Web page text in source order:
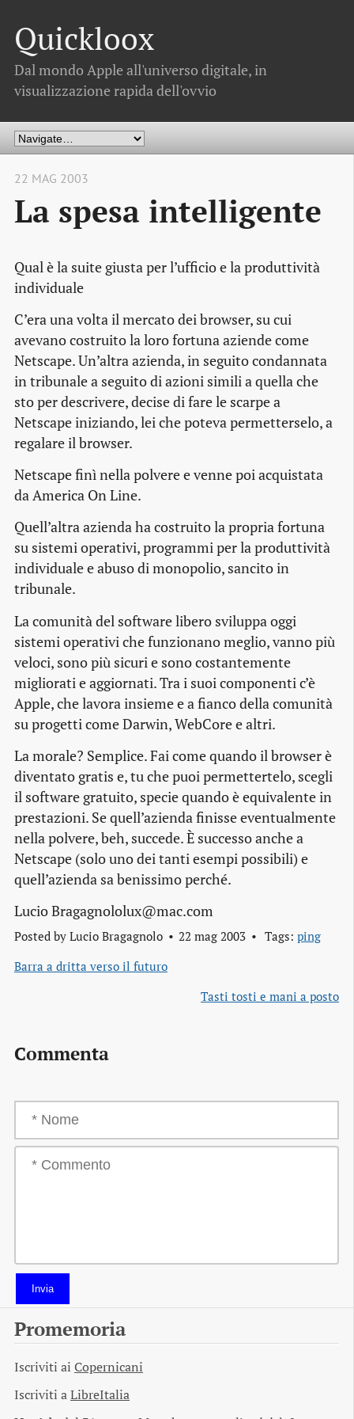
Quickloox
Dal mondo Apple all'universo digitale, in
visualizzazione rapida dell'ovvio
22 MAG 2003
La spesa intelligente
Qual è la suite giusta per l’ufficio e la produttività
individuale
C’era una volta il mercato dei browser, su cui
avevano costruito la loro fortuna aziende come
Netscape. Un’altra azienda, in seguito condannata
in tribunale a seguito di azioni simili a quella che
sto per descrivere, decise di fare le scarpe a
Netscape iniziando, lei che poteva permetterselo, a
regalare il browser.
Netscape finì nella polvere e venne poi acquistata
da America On Line.
Quell’altra azienda ha costruito la propria fortuna
su sistemi operativi, programmi per la produttività
individuale e abuso di monopolio, sancito in
tribunale.
La comunità del software libero sviluppa oggi
sistemi operativi che funzionano meglio, vanno più
veloci, sono più sicuri e sono costantemente
migliorati e aggiornati. Tra i suoi componenti c’è
Apple, che lavora insieme e a fianco della comunità
su progetti come Darwin, WebCore e altri.
La morale? Semplice. Fai come quando il browser è
diventato gratis e, tu che puoi permettertelo, scegli
il software gratuito, specie quando è equivalente in
prestazioni. Se quell’azienda finisse eventualmente
nella polvere, beh, succede. È successo anche a
Netscape (solo uno dei tanti esempi possibili) e
quell’azienda sa benissimo perché.
Lucio Bragagnololux@mac.com
Posted by Lucio Bragagnolo 22 mag 2003 Tags: ping
Barra a dritta verso il futuro
Tasti tosti e mani a posto
Commenta
Invia
Promemoria
Iscriviti ai Copernicani
Iscriviti aLibreItalia